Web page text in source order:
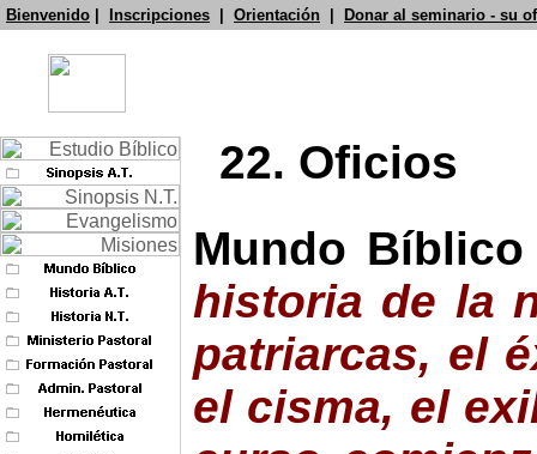
Bienvenido Inscripciones Orientación Donar al seminario - su
22. Oficios
Mundo Bíblico
historia de la
patriarcas, el
el cisma, el